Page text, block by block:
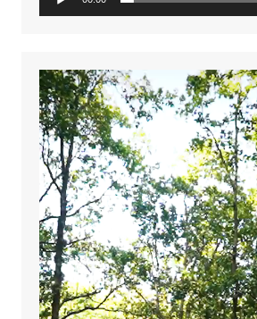
Video
Player